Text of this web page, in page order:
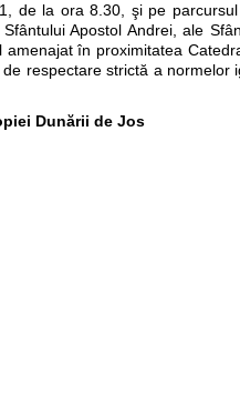
de la ora 8.30, şi pe
Apostol Andrei, ale
amenajat în proximitatea
respectare strictă a
Dunării de Jos